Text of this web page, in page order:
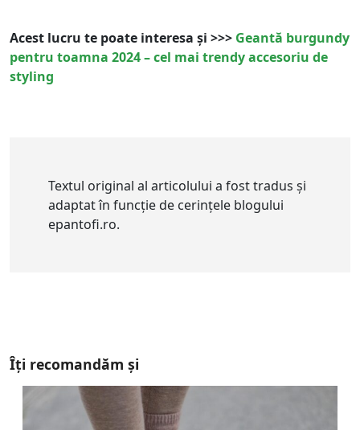
Acest lucru te poate interesa și >>> Geantă burgundy
pentru toamna 2024 – cel mai trendy accesoriu de
styling
Textul original al articolului a fost tradus și
adaptat în funcție de cerințele blogului
epantofi.ro.
Îți recomandăm și